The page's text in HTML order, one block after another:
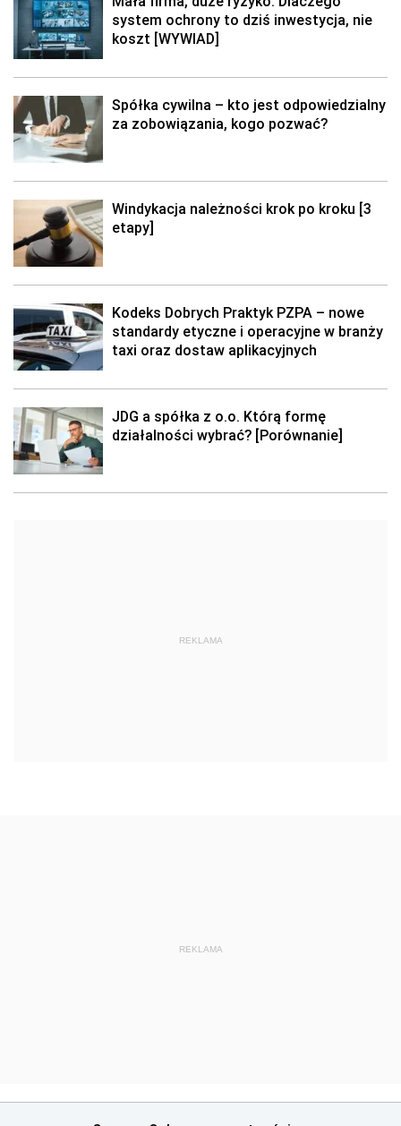
system ochrony to dziś inwestycja, nie
koszt [WYWIAD]
Spółka cywilna – kto jest odpowiedzialny
za zobowiązania, kogo pozwać?
Windykacja należności krok po kroku [3
etapy]
Kodeks Dobrych Praktyk PZPA – nowe
standardy etyczne i operacyjne w branży
taxi oraz dostaw aplikacyjnych
JDG a spółka z o.o. Którą formę
działalności wybrać? [Porównanie]
REKLAMA
REKLAMA